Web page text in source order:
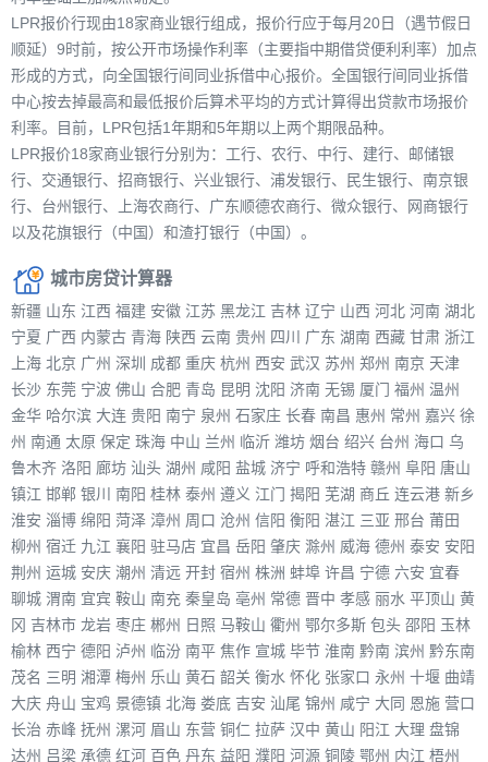
LPR报价行现由18家商业银行组成，报价行应于每月20日（遇节假日
顺延）9时前，按公开市场操作利率（主要指中期借贷便利利率）加点
形成的方式，向全国银行间同业拆借中心报价。全国银行间同业拆借
中心按去掉最高和最低报价后算术平均的方式计算得出贷款市场报价
利率。目前，LPR包括1年期和5年期以上两个期限品种。
LPR报价18家商业银行分别为：工行、农行、中行、建行、邮储银
行、交通银行、招商银行、兴业银行、浦发银行、民生银行、南京银
行、台州银行、上海农商行、广东顺德农商行、微众银行、网商银行
以及花旗银行（中国）和渣打银行（中国）。
城市房贷计算器
新疆 山东 江西 福建 安徽 江苏 黑龙江 吉林 辽宁 山西 河北 河南 湖北
宁夏 广西 内蒙古 青海 陕西 云南 贵州 四川 广东 湖南 西藏 甘肃 浙江
上海 北京 广州 深圳 成都 重庆 杭州 西安 武汉 苏州 郑州 南京 天津
长沙 东莞 宁波 佛山 合肥 青岛 昆明 沈阳 济南 无锡 厦门 福州 温州
金华 哈尔滨 大连 贵阳 南宁 泉州 石家庄 长春 南昌 惠州 常州 嘉兴 徐
州 南通 太原 保定 珠海 中山 兰州 临沂 潍坊 烟台 绍兴 台州 海口 乌
鲁木齐 洛阳 廊坊 汕头 湖州 咸阳 盐城 济宁 呼和浩特 赣州 阜阳 唐山
镇江 邯郸 银川 南阳 桂林 泰州 遵义 江门 揭阳 芜湖 商丘 连云港 新乡
淮安 淄博 绵阳 菏泽 漳州 周口 沧州 信阳 衡阳 湛江 三亚 邢台 莆田
柳州 宿迁 九江 襄阳 驻马店 宜昌 岳阳 肇庆 滁州 威海 德州 泰安 安阳
荆州 运城 安庆 潮州 清远 开封 宿州 株洲 蚌埠 许昌 宁德 六安 宜春
聊城 渭南 宜宾 鞍山 南充 秦皇岛 亳州 常德 晋中 孝感 丽水 平顶山 黄
冈 吉林市 龙岩 枣庄 郴州 日照 马鞍山 衢州 鄂尔多斯 包头 邵阳 玉林
榆林 西宁 德阳 泸州 临汾 南平 焦作 宣城 毕节 淮南 黔南 滨州 黔东南
茂名 三明 湘潭 梅州 乐山 黄石 韶关 衡水 怀化 张家口 永州 十堰 曲靖
大庆 舟山 宝鸡 景德镇 北海 娄底 吉安 汕尾 锦州 咸宁 大同 恩施 营口
长治 赤峰 抚州 漯河 眉山 东营 铜仁 拉萨 汉中 黄山 阳江 大理 盘锦
达州 吕梁 承德 红河 百色 丹东 益阳 濮阳 河源 铜陵 鄂州 内江 梧州